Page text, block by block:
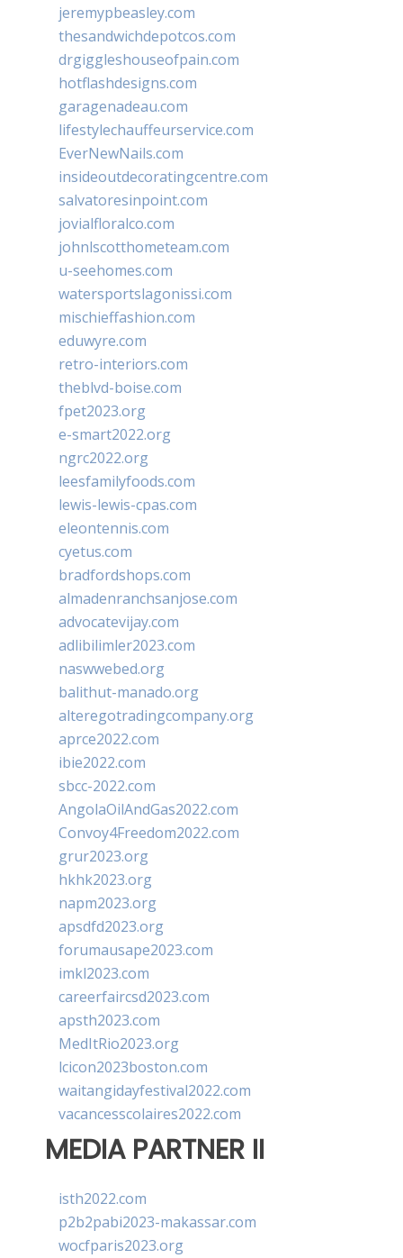
jeremypbeasley.com
thesandwichdepotcos.com
drgiggleshouseofpain.com
hotflashdesigns.com
garagenadeau.com
lifestylechauffeurservice.com
EverNewNails.com
insideoutdecoratingcentre.com
salvatoresinpoint.com
jovialfloralco.com
johnlscotthometeam.com
u-seehomes.com
watersportslagonissi.com
mischieffashion.com
eduwyre.com
retro-interiors.com
theblvd-boise.com
fpet2023.org
e-smart2022.org
ngrc2022.org
leesfamilyfoods.com
lewis-lewis-cpas.com
eleontennis.com
cyetus.com
bradfordshops.com
almadenranchsanjose.com
advocatevijay.com
adlibilimler2023.com
naswwebed.org
balithut-manado.org
alteregotradingcompany.org
aprce2022.com
ibie2022.com
sbcc-2022.com
AngolaOilAndGas2022.com
Convoy4Freedom2022.com
grur2023.org
hkhk2023.org
napm2023.org
apsdfd2023.org
forumausape2023.com
imkl2023.com
careerfaircsd2023.com
apsth2023.com
MedItRio2023.org
lcicon2023boston.com
waitangidayfestival2022.com
vacancesscolaires2022.com
MEDIA PARTNER II
isth2022.com
p2b2pabi2023-makassar.com
wocfparis2023.org